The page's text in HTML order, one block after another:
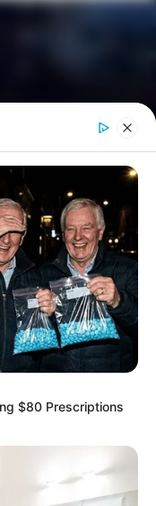
της - Πηγή: “Death
άλμα στην
δείτε μια
$80 Prescriptions